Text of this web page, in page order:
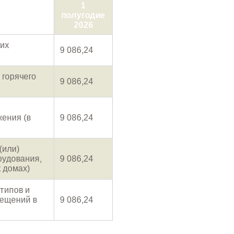
1
полугодие
2026
9 086,24
9 086,24
(в
9 086,24
домах)
9 086,24
и
в
9 086,24